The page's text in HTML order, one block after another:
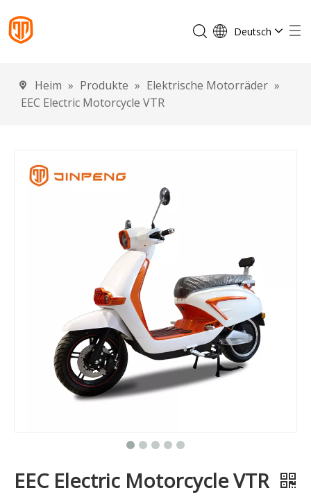
Deutsch
Español
Heim » Produkte » Elektrische Motorräder »
EEC Electric Motorcycle VTR
EEC Electric Motorcycle VTR